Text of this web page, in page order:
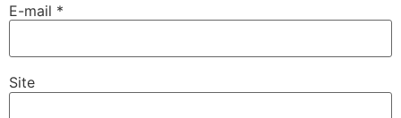
E-mail *
Site